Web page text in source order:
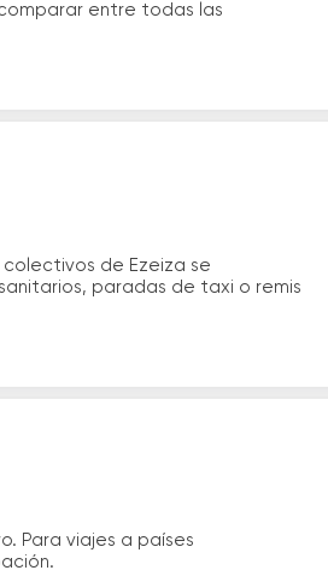
entre todas las
colectivos de Ezeiza se
paradas de taxi o remis
Para viajes a países